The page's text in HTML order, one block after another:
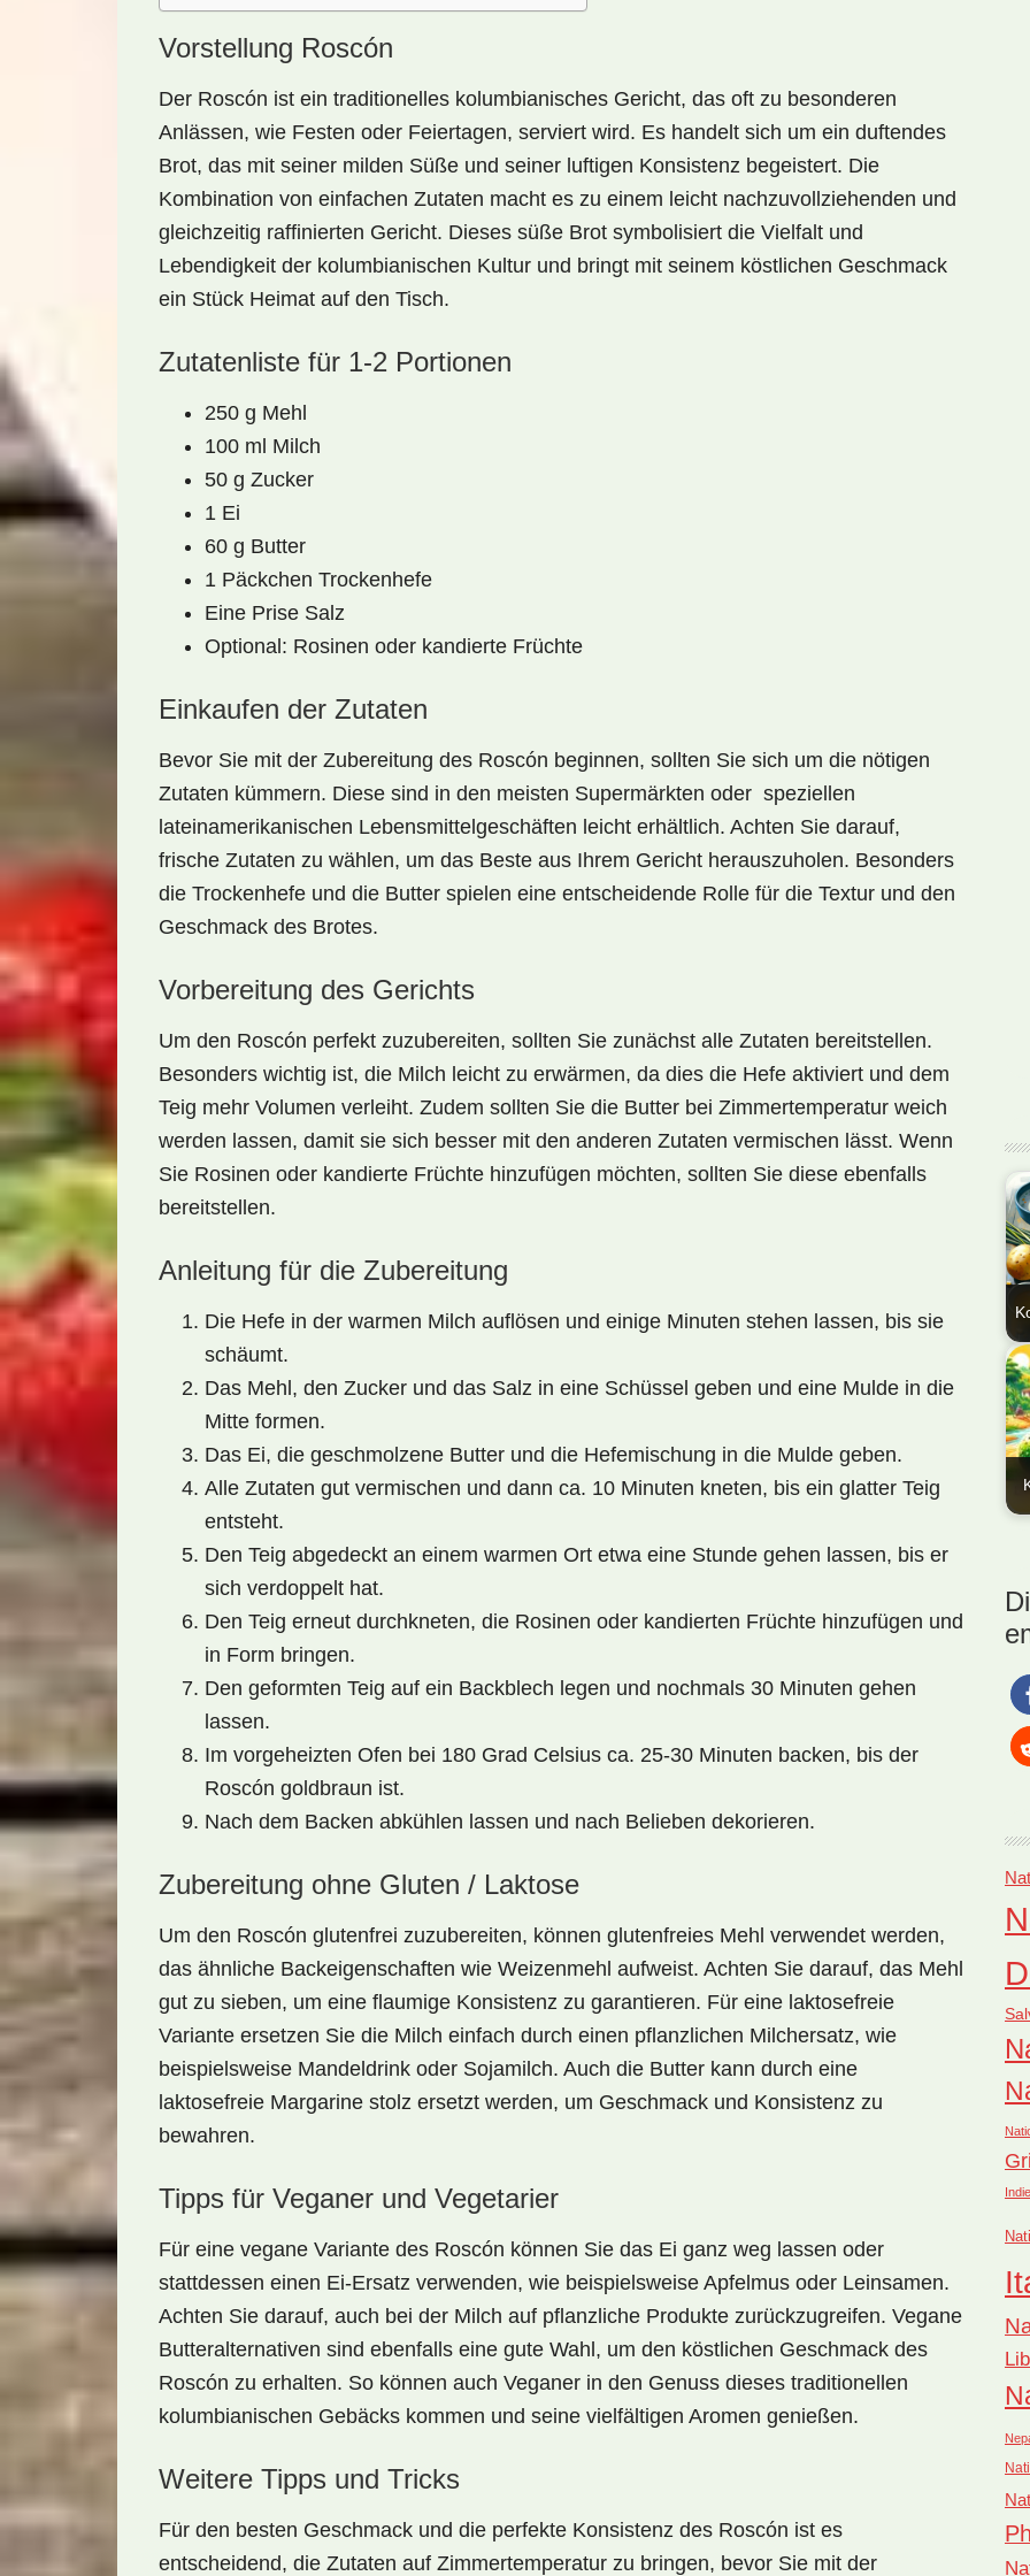
Vorstellung Roscón
Der Roscón ist ein traditionelles kolumbianisches Gericht, das oft zu besonderen
Anlässen, wie Festen oder Feiertagen, serviert wird. Es handelt sich um ein duftendes
Brot, das mit seiner milden Süße und seiner luftigen Konsistenz begeistert. Die
Kombination von einfachen Zutaten macht es zu einem leicht nachzuvollziehenden und
gleichzeitig raffinierten Gericht. Dieses süße Brot symbolisiert die Vielfalt und
Lebendigkeit der kolumbianischen Kultur und bringt mit seinem köstlichen Geschmack
ein Stück Heimat auf den Tisch.
Zutatenliste für 1-2 Portionen
250 g Mehl
100 ml Milch
50 g Zucker
1 Ei
60 g Butter
1 Päckchen Trockenhefe
Eine Prise Salz
Optional: Rosinen oder kandierte Früchte
Einkaufen der Zutaten
Bevor Sie mit der Zubereitung des Roscón beginnen, sollten Sie sich um die nötigen
Zutaten kümmern. Diese sind in den meisten Supermärkten oder speziellen
lateinamerikanischen Lebensmittelgeschäften leicht erhältlich. Achten Sie darauf,
frische Zutaten zu wählen, um das Beste aus Ihrem Gericht herauszuholen. Besonders
die Trockenhefe und die Butter spielen eine entscheidende Rolle für die Textur und den
Geschmack des Brotes.
Vorbereitung des Gerichts
Um den Roscón perfekt zuzubereiten, sollten Sie zunächst alle Zutaten bereitstellen.
Besonders wichtig ist, die Milch leicht zu erwärmen, da dies die Hefe aktiviert und dem
Teig mehr Volumen verleiht. Zudem sollten Sie die Butter bei Zimmertemperatur weich
werden lassen, damit sie sich besser mit den anderen Zutaten vermischen lässt. Wenn
Sie Rosinen oder kandierte Früchte hinzufügen möchten, sollten Sie diese ebenfalls
bereitstellen.
Anleitung für die Zubereitung
Die Hefe in der warmen Milch auflösen und einige Minuten stehen lassen, bis sie
schäumt.
Das Mehl, den Zucker und das Salz in eine Schüssel geben und eine Mulde in die
Mitte formen.
Das Ei, die geschmolzene Butter und die Hefemischung in die Mulde geben.
Alle Zutaten gut vermischen und dann ca. 10 Minuten kneten, bis ein glatter Teig
entsteht.
Den Teig abgedeckt an einem warmen Ort etwa eine Stunde gehen lassen, bis er
sich verdoppelt hat.
Den Teig erneut durchkneten, die Rosinen oder kandierten Früchte hinzufügen und
in Form bringen.
Den geformten Teig auf ein Backblech legen und nochmals 30 Minuten gehen
lassen.
Im vorgeheizten Ofen bei 180 Grad Celsius ca. 25-30 Minuten backen, bis der
Roscón goldbraun ist.
Nach dem Backen abkühlen lassen und nach Belieben dekorieren.
Zubereitung ohne Gluten / Laktose
Um den Roscón glutenfrei zuzubereiten, können glutenfreies Mehl verwendet werden,
das ähnliche Backeigenschaften wie Weizenmehl aufweist. Achten Sie darauf, das Mehl
gut zu sieben, um eine flaumige Konsistenz zu garantieren. Für eine laktosefreie
Variante ersetzen Sie die Milch einfach durch einen pflanzlichen Milchersatz, wie
beispielsweise Mandeldrink oder Sojamilch. Auch die Butter kann durch eine
laktosefreie Margarine stolz ersetzt werden, um Geschmack und Konsistenz zu
bewahren.
Tipps für Veganer und Vegetarier
Für eine vegane Variante des Roscón können Sie das Ei ganz weg lassen oder
stattdessen einen Ei-Ersatz verwenden, wie beispielsweise Apfelmus oder Leinsamen.
Achten Sie darauf, auch bei der Milch auf pflanzliche Produkte zurückzugreifen. Vegane
Butteralternativen sind ebenfalls eine gute Wahl, um den köstlichen Geschmack des
Roscón zu erhalten. So können auch Veganer in den Genuss dieses traditionellen
kolumbianischen Gebäcks kommen und seine vielfältigen Aromen genießen.
Weitere Tipps und Tricks
Für den besten Geschmack und die perfekte Konsistenz des Roscón ist es
entscheidend, die Zutaten auf Zimmertemperatur zu bringen, bevor Sie mit der